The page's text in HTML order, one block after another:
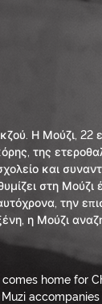
Η Μούζι, 22
της
και
στη Μούζι
την
η Μούζι
home for